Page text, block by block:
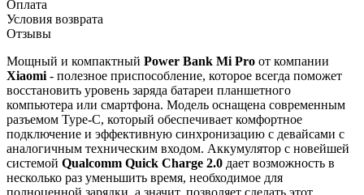
Оплата
Условия возврата
Отзывы
Мощный и компактный Power Bank Mi Pro от компании
Xiaomi - полезное приспособление, которое всегда поможет
восстановить уровень заряда батареи планшетного
компьютера или смартфона. Модель оснащена современным
разъемом Type-C, который обеспечивает комфортное
подключение и эффективную синхронизацию с девайсами с
аналогичным техническим входом. Аккумулятор с новейшей
системой Qualcomm Quick Charge 2.0 дает возможность в
несколько раз уменьшить время, необходимое для
полноценной зарядки, а значит, позволяет сделать этот